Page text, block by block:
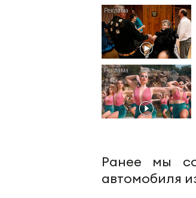
Ранее мы
автомобиля